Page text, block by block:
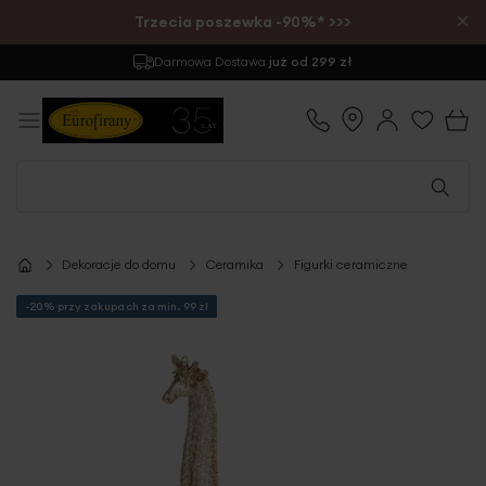
Trzecia poszewka -90%* >>> ×
Darmowa Dostawa już od 299 zł
Dekoracje do domu Ceramika Figurki ceramiczne
-20% przy zakupach za min. 99 zł